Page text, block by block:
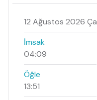
12 Ağustos 2026 Ça
İmsak
04:09
Öğle
13:51